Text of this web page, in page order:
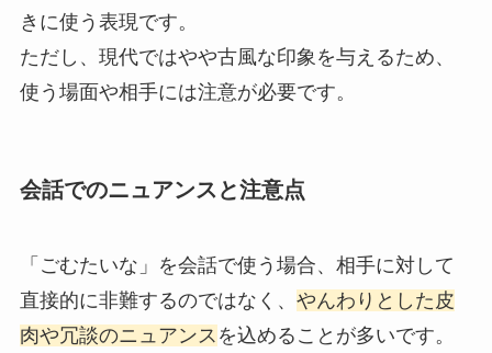
きに使う表現です。
ただし、現代ではやや古風な印象を与えるため、
使う場面や相手には注意が必要です。
会話でのニュアンスと注意点
「ごむたいな」を会話で使う場合、相手に対して
直接的に非難するのではなく、 やんわりとした皮
肉や冗談のニュアンス を込めることが多いです。